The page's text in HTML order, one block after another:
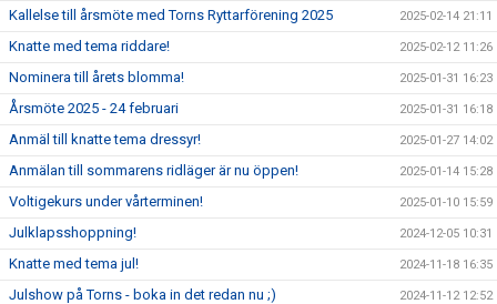
Kallelse till årsmöte med Torns Ryttarförening 2025 2025-02-14 21:11
Knatte med tema riddare! 2025-02-12 11:26
Nominera till årets blomma! 2025-01-31 16:23
Årsmöte 2025 - 24 februari 2025-01-31 16:18
Anmäl till knatte tema dressyr! 2025-01-27 14:02
Anmälan till sommarens ridläger är nu öppen! 2025-01-14 15:28
Voltigekurs under vårterminen! 2025-01-10 15:59
Julklapsshoppning! 2024-12-05 10:31
Knatte med tema jul! 2024-11-18 16:35
Julshow på Torns - boka in det redan nu ;) 2024-11-12 12:52